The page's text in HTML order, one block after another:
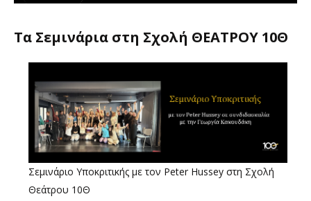
Τα Σεμινάρια στη Σχολή ΘΕΑΤΡΟΥ 10Θ
Σεμινάριο Υποκριτικής με τον Peter Hussey στη Σχολή
Θεάτρου 10Θ